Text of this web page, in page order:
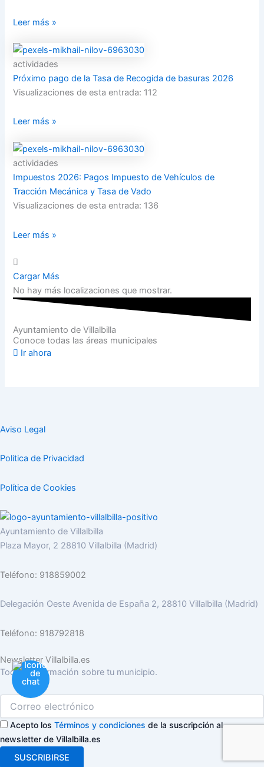
Leer más »
actividades
Próximo pago de la Tasa de Recogida de basuras 2026
Visualizaciones de esta entrada: 112
Leer más »
actividades
Impuestos 2026: Pagos Impuesto de Vehículos de
Tracción Mecánica y Tasa de Vado
Visualizaciones de esta entrada: 136
Leer más »
Cargar Más
No hay más localizaciones que mostrar.
Ayuntamiento de Villalbilla
Conoce todas las áreas municipales
Ir ahora
Aviso Legal
Politica de Privacidad
Política de Cookies
Ayuntamiento de Villalbilla
Plaza Mayor, 2 28810 Villalbilla (Madrid)
Teléfono: 918859002
Delegación Oeste Avenida de España 2, 28810 Villalbilla (Madrid)
Teléfono: 918792818
Newsletter Villalbilla.es
Toda la información sobre tu municipio.
Acepto los Términos y condiciones de la suscripción al
newsletter de Villalbilla.es
SUSCRIBIRSE